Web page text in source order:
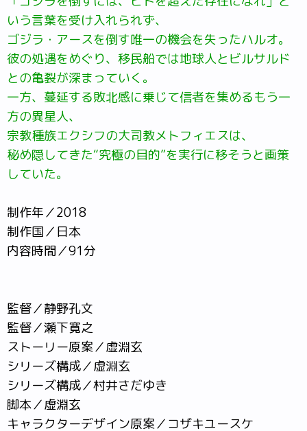
いう言葉を受け入れられず、
ゴジラ・アースを倒す唯一の機会を失ったハルオ。
彼の処遇をめぐり、移民船では地球人とビルサルド
との亀裂が深まっていく。
一方、蔓延する敗北感に乗じて信者を集めるもう一
方の異星人、
宗教種族エクシフの大司教メトフィエスは、
秘め隠してきた“究極の目的”を実行に移そうと画策
していた。
制作年／2018
制作国／日本
内容時間／91分
監督／静野孔文
監督／瀬下寛之
ストーリー原案／虚淵玄
シリーズ構成／虚淵玄
シリーズ構成／村井さだゆき
脚本／虚淵玄
キャラクターデザイン原案／コザキユースケ